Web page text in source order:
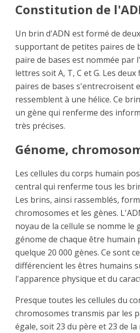
Constitution de
Un brin d'ADN est formé de
supportant de petites paires de
paire de bases est nommée par
lettres soit A, T, C et G. Les
paires de bases s'entrecroisent
ressemblent à une hélice. Ce
un gène qui renferme des
très précises.
Génome,
Les cellules du corps humain
central qui renferme tous les
Les brins, ainsi rassemblés,
chromosomes et les gènes.
noyau de la cellule se nomme le
génome de chaque être humain
quelque 20 000 gènes. Ce sont
différencient les êtres humains
l'apparence physique et du
Presque toutes les cellules du
chromosomes transmis par les
égale, soit 23 du père et 23 de la